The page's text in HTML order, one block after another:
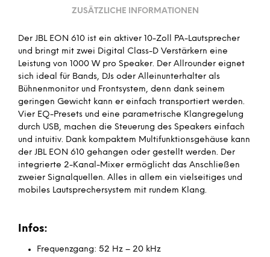
ZUSÄTZLICHE INFORMATIONEN
Der JBL EON 610 ist ein aktiver 10-Zoll PA-Lautsprecher
und bringt mit zwei Digital Class-D Verstärkern eine
Leistung von 1000 W pro Speaker. Der Allrounder eignet
sich ideal für Bands, DJs oder Alleinunterhalter als
Bühnenmonitor und Frontsystem, denn dank seinem
geringen Gewicht kann er einfach transportiert werden.
Vier EQ-Presets und eine parametrische Klangregelung
durch USB, machen die Steuerung des Speakers einfach
und intuitiv. Dank kompaktem Multifunktionsgehäuse kann
der JBL EON 610 gehangen oder gestellt werden. Der
integrierte 2-Kanal-Mixer ermöglicht das Anschließen
zweier Signalquellen. Alles in allem ein vielseitiges und
mobiles Lautsprechersystem mit rundem Klang.
Infos:
Frequenzgang: 52 Hz – 20 kHz